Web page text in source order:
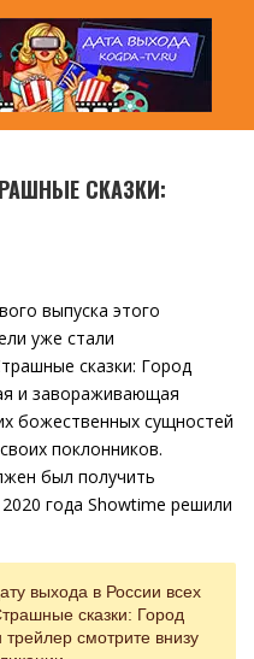
СКАЗКИ:
выпуска этого
уже стали
сказки: Город
и завораживающая
божественных сущностей
поклонников.
был получить
года Showtime решили
выхода в России всех
сказки: Город
трейлер смотрите внизу